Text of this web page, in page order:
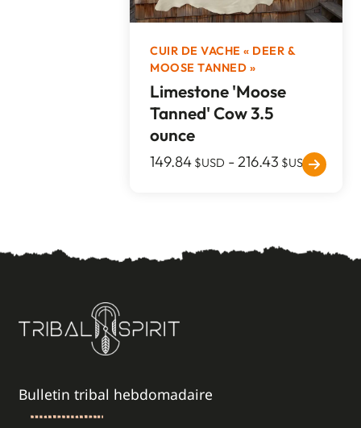
CUIR DE VACHE « DEER &
MOOSE TANNED »
Limestone 'Moose
Tanned' Cow 3.5
ounce
149.84 $USD - 216.43 $USD
Bulletin tribal hebdomadaire